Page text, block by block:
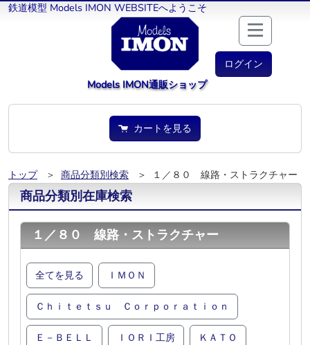
鉄道模型 Models IMON WEBSITEへようこそ
ログイン
Models IMON通販ショップ
カートを見る
トップ ＞ 商品分類別検索 ＞ １／８０ 線路・ストラクチャー
商品分類別在庫検索
１／８０ 線路・ストラクチャー
全てを見る ＩＭＯＮ
Ｃｈｉｔｅｔｓｕ Ｃｏｒｐｏｒａｔｉｏｎ
Ｅ－ＢＥＬＬ ＩＯＲＩ工房 ＫＡＴＯ